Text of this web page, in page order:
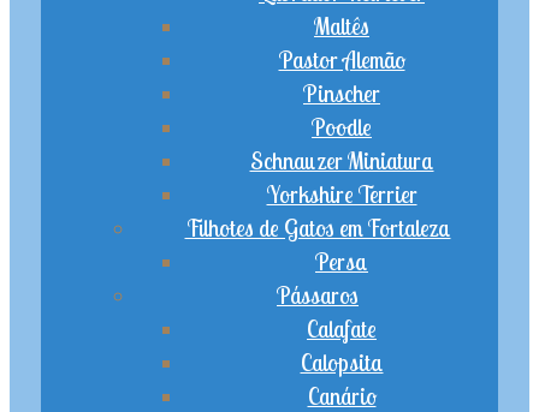
Maltês
Pastor Alemão
Pinscher
Poodle
Schnauzer Miniatura
Yorkshire Terrier
Filhotes de Gatos em Fortaleza
Persa
Pássaros
Calafate
Calopsita
Canário